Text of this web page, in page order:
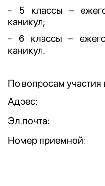
- 5 классы –
каникул;
- 6 классы –
каникул.
По вопросам
Адрес:
Эл.почта:
Номер приемной: